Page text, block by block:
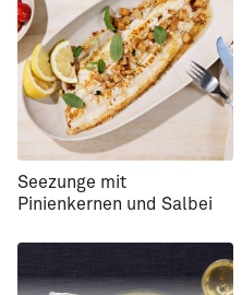
Seezunge mit
Pinienkernen und Salbei